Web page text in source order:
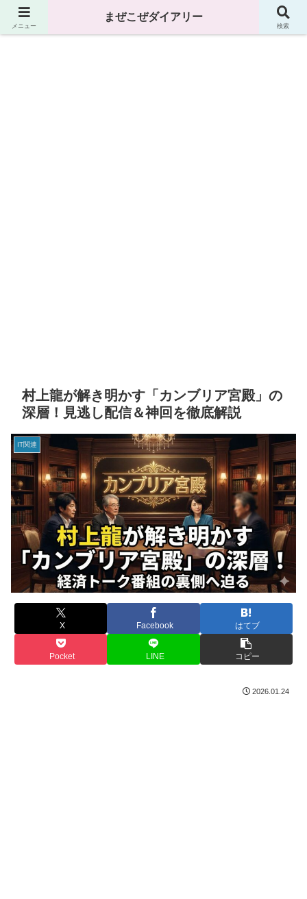
まぜこぜダイアリー
村上龍が解き明かす「カンブリア宮殿」の
深層！見逃し配信＆神回を徹底解説
IT関連
X Facebook はてブ
Pocket LINE コピー
2026.01.24
メニュー
まぜこぜダイアリー
検索